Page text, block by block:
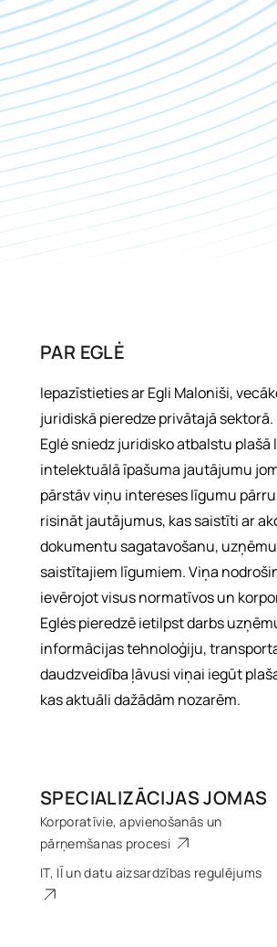
PAR EGLĖ
Iepazīstieties ar Egli Maloniši,
juridiskā pieredze privātajā sektorā.
Eglė sniedz juridisko atbalstu
intelektuālā īpašuma jautājumu
pārstāv viņu intereses līgumu
risināt jautājumus, kas saistīti ar
dokumentu sagatavošanu,
saistītajiem līgumiem. Viņa
ievērojot visus normatīvos un
Eglės pieredzē ietilpst darbs
informācijas tehnoloģiju,
daudzveidība ļāvusi viņai iegūt
kas aktuāli dažādām nozarēm.
SPECIALIZĀCIJAS JOMAS
Korporatīvie, apvienošanās un
pārņemšanas procesi
IT, IĪ un datu aizsardzības regulējums